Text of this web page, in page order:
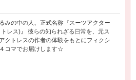
みの中の人。正式名称『スーツアクター
レス)』 彼らの知られざる日常を、元ス
クトレスの作者の体験をもとにフィクシ
コマでお届けします☆